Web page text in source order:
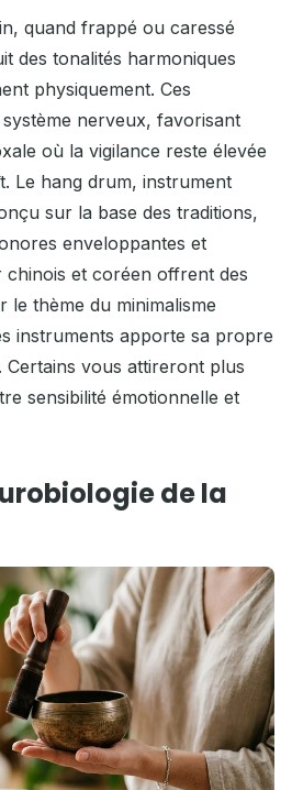
quand frappé ou caressé
des tonalités harmoniques
physiquement. Ces
nerveux, favorisant
où la vigilance reste élevée
Le hang drum, instrument
sur la base des traditions,
enveloppantes et
chinois et coréen offrent des
le thème du minimalisme
instruments apporte sa propre
Certains vous attireront plus
sensibilité émotionnelle et
de la